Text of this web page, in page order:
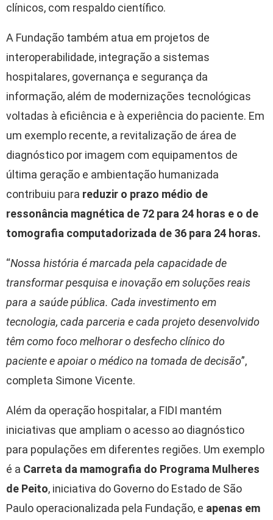
clínicos, com respaldo científico.
A Fundação também atua em projetos de
interoperabilidade, integração a sistemas
hospitalares, governança e segurança da
informação, além de modernizações tecnológicas
voltadas à eficiência e à experiência do paciente. Em
um exemplo recente, a revitalização de área de
diagnóstico por imagem com equipamentos de
última geração e ambientação humanizada
contribuiu para reduzir o prazo médio de
ressonância magnética de 72 para 24 horas e o de
tomografia computadorizada de 36 para 24 horas.
“Nossa história é marcada pela capacidade de
transformar pesquisa e inovação em soluções reais
para a saúde pública. Cada investimento em
tecnologia, cada parceria e cada projeto desenvolvido
têm como foco melhorar o desfecho clínico do
paciente e apoiar o médico na tomada de decisão”,
completa Simone Vicente.
Além da operação hospitalar, a FIDI mantém
iniciativas que ampliam o acesso ao diagnóstico
para populações em diferentes regiões. Um exemplo
é a Carreta da mamografia do Programa Mulheres
de Peito, iniciativa do Governo do Estado de São
Paulo operacionalizada pela Fundação, e apenas em